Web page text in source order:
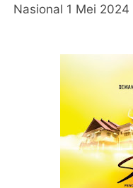
Nasional 1 Mei 2024